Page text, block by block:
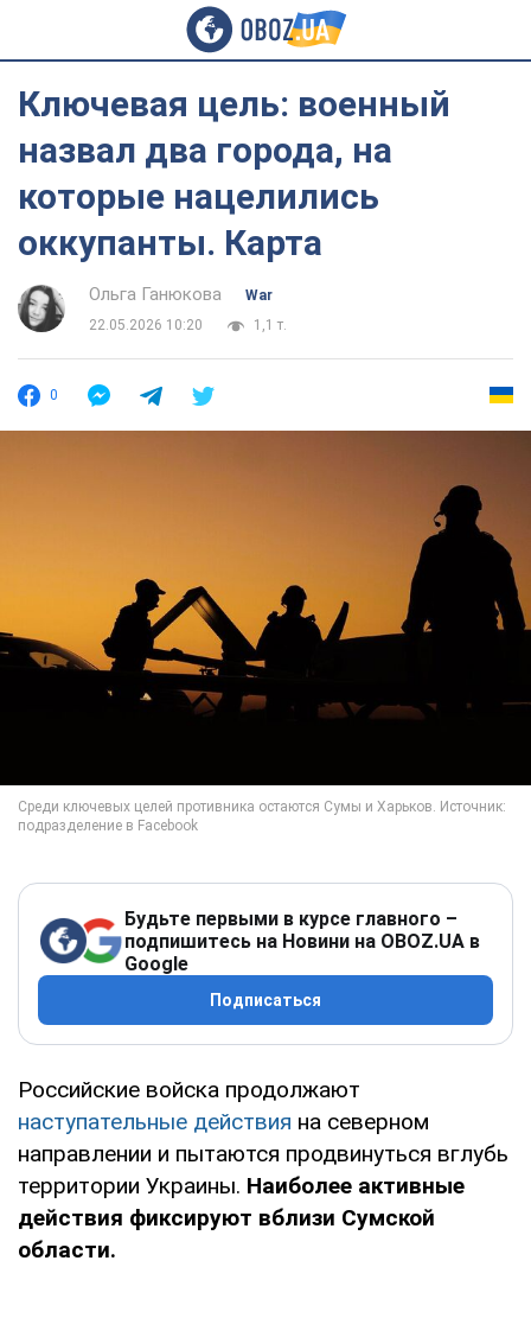
Ключевая цель: военный
назвал два города, на
которые нацелились
оккупанты. Карта
Ольга Ганюкова
War
22.05.2026 10:20
1,1 т.
0
Будьте первыми в курсе главного –
подпишитесь на Новини на OBOZ.UA в
Google
Подписаться
Российские войска продолжают
наступательные действия на северном
направлении и пытаются продвинуться вглубь
территории Украины. Наиболее активные
действия фиксируют вблизи Сумской
области.